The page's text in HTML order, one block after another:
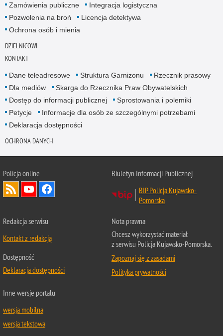
Zamówienia publiczne
Integracja logistyczna
Pozwolenia na broń
Licencja detektywa
Ochrona osób i mienia
DZIELNICOWI
KONTAKT
Dane teleadresowe Struktura Garnizonu
Rzecznik prasowy
Dla mediów
Skarga do Rzecznika Praw Obywatelskich
Dostęp do informacji publicznej
Sprostowania i polemiki
Petycje
Informacje dla osób ze szczególnymi potrzebami
Deklaracja dostępności
OCHRONA DANYCH
Policja online
Biuletyn Informacji Publicznej
BIP Policja Kujawsko-
Pomorska
Redakcja serwisu
Kontakt z redakcją
Dostępność
Deklaracja dostępności
Nota prawna
Chcesz wykorzystać materiał
z serwisu Policja Kujawsko-Pomorska.
Zapoznaj się z zasadami
Polityka prywatności
Inne wersje portalu
wersja mobilna
wersja tekstowa